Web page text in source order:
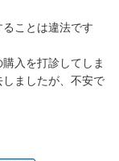
ことは違法です
入を打診してしま
ましたが、不安で